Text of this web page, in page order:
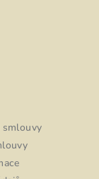
smlouvy